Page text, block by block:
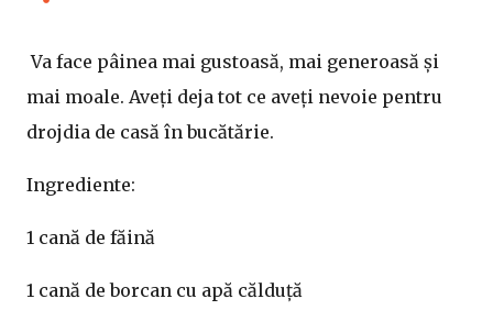
Va face pâinea mai gustoasă, mai generoasă și
mai moale. Aveți deja tot ce aveți nevoie pentru
drojdia de casă în bucătărie.
Ingrediente:
1 cană de făină
1 cană de borcan cu apă călduță